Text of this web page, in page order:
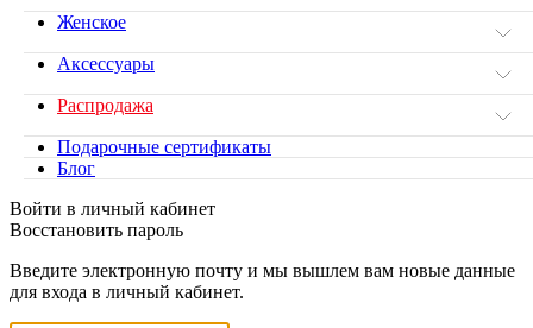
Женское
Аксессуары
Распродажа
Подарочные сертификаты
Блог
Войти в личный кабинет
Восстановить пароль
Введите электронную почту и мы вышлем вам новые данные
для входа в личный кабинет.